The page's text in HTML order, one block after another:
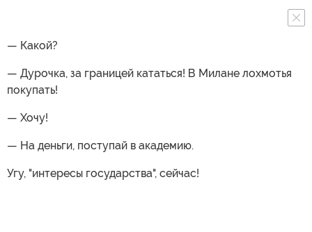
— Какой?
— Дурочка, за границей кататься! В Милане лохмотья
покупать!
— Хочу!
— На деньги, поступай в академию.
Угу, "интересы государства", сейчас!